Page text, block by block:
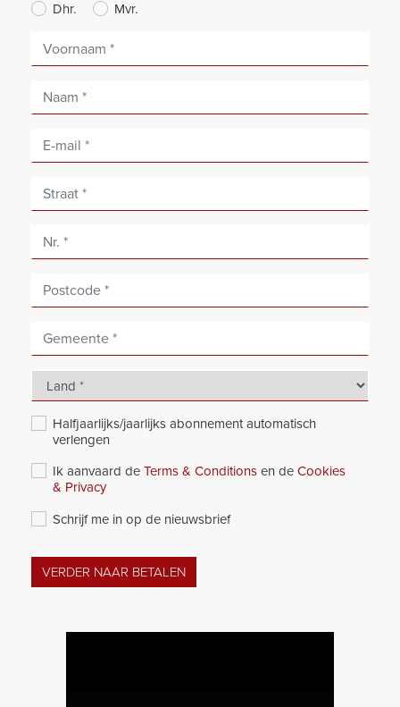
Dhr. Mvr.
Halfjaarlijks/jaarlijks abonnement automatisch
verlengen
Ik aanvaard de Terms & Conditions en de Cookies
& Privacy
Schrijf me in op de nieuwsbrief
VERDER NAAR BETALEN